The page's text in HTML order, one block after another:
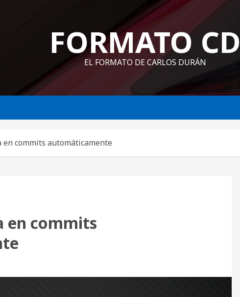
FORMATO CD
EL FORMATO DE CARLOS DURÁN
en commits automáticamente
en commits